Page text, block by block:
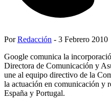
PorRedacción - 3 Febrero 2010
Google comunica la
Directora de Comunicación y
une al equipo directivo de la
la actuación en comunicación y
España y Portugal.